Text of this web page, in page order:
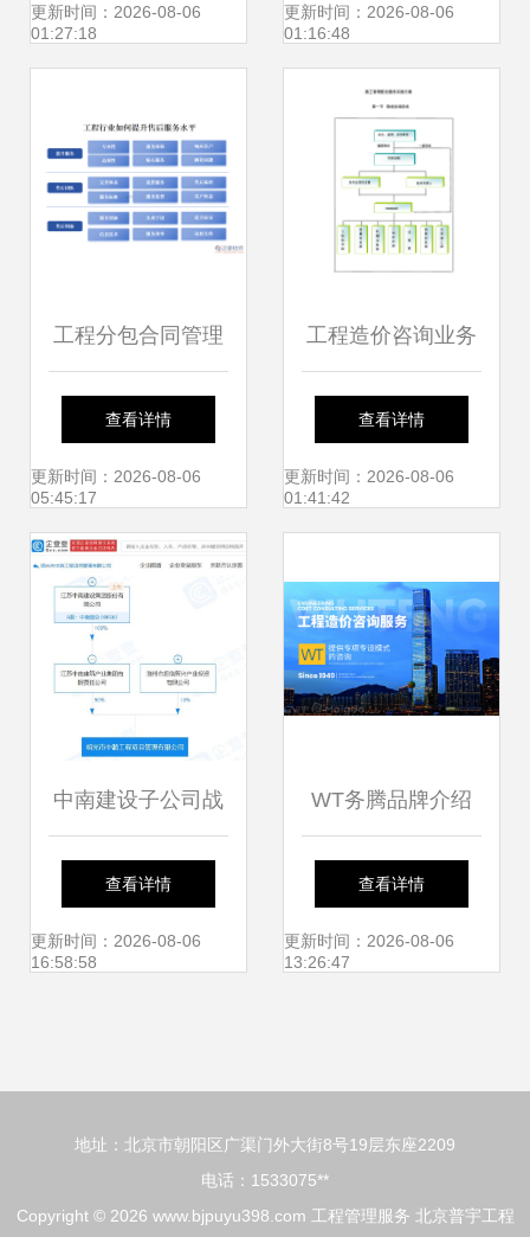
询业务中的应用与
更新时间：2026-08-06
01:27:18
务的新选择
更新时间：2026-08-06
01:16:48
工程分包合同管理
软件与工程管理服
务的深度整合策略
查看详情
更新时间：2026-08-06
05:45:17
工程造价咨询业务
中的施工管理配合
服务实施方案
查看详情
更新时间：2026-08-06
01:41:42
中南建设子公司战
略布局深化，参股
成立工程项目管理
造价咨询市场
查看详情
更新时间：2026-08-06
16:58:58
WT务腾品牌介绍
——专注专业，引
领工程造价咨询新
查看详情
更新时间：2026-08-06
13:26:47
地址：北京市朝阳区广渠门外大街8号19层东座2209
电话：1533075**
Copyright © 2026 www.bjpuyu398.com 工程管理服务 北京普宇工程